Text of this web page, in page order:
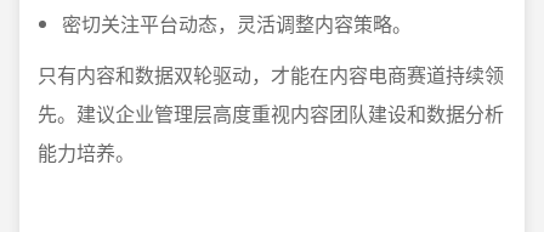
密切关注平台动态，灵活调整内容策略。
只有内容和数据双轮驱动，才能在内容电商赛道持续领
先。建议企业管理层高度重视内容团队建设和数据分析
能力培养。